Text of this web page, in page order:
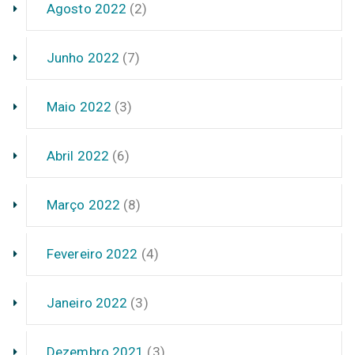
Agosto 2022 (2)
Junho 2022 (7)
Maio 2022 (3)
Abril 2022 (6)
Março 2022 (8)
Fevereiro 2022 (4)
Janeiro 2022 (3)